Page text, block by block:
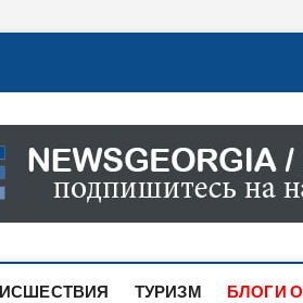
ИНФОРМАЦИЯ О СОБЫТИЯХ
НОВОСТИ ПОЛИТИКИ,
ТУРИЗМ БЛОГИ